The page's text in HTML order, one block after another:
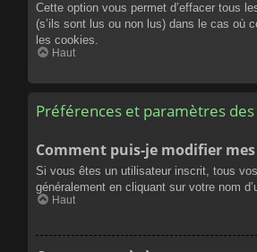
Cette option vous permet d’effacer tous
(s’ils sont lus ou non lus) dans le cas où
les cookies.
Haut
Préférences et paramètres
Comment puis-je modifier
Si vous êtes un utilisateur inscrit, tous
généralement en cliquant sur votre nom
Haut